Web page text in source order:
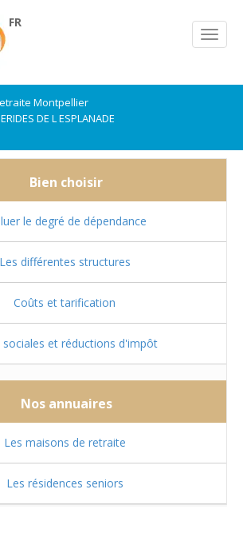
FR
Montpellier
DE L ESPLANADE
Bien choisir
le degré de dépendance
Les différentes structures
Coûts et tarification
sociales et réductions d'impôt
Nos annuaires
Les maisons de retraite
Les résidences seniors